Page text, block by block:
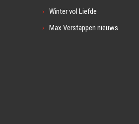
Winter vol Liefde
Max Verstappen nieuws